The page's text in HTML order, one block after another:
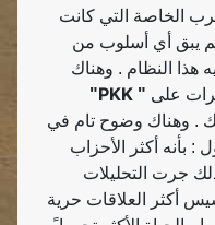
الخاصة التي كانت
يبق أي أسلوب من
النظام . وهناك
على "
PKK
"
. وهناك وضوح تام في
بأنه أكثر الأحزاب
جرت التحليلات
أكثر العلاقات حرية